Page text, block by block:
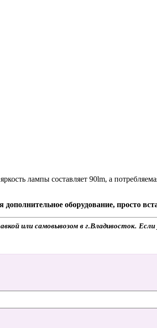
лампы составляет 90lm, а
оборудование, просто
или самовывозом в г.Владивосток.